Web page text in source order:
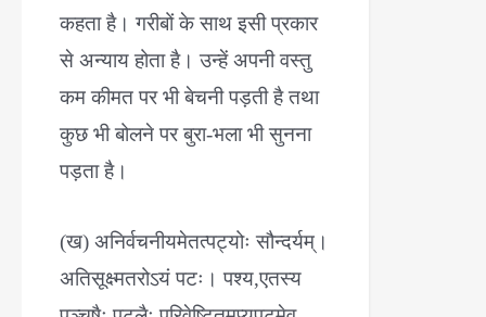
कहता है। गरीबों के साथ इसी प्रकार
से अन्याय होता है। उन्हें अपनी वस्तु
कम कीमत पर भी बेचनी पड़ती है तथा
कुछ भी बोलने पर बुरा-भला भी सुनना
पड़ता है।
(ख) अनिर्वचनीयमेतत्पट्योः सौन्दर्यम्।
अतिसूक्ष्मतरोऽयं पटः। पश्य,एतस्य